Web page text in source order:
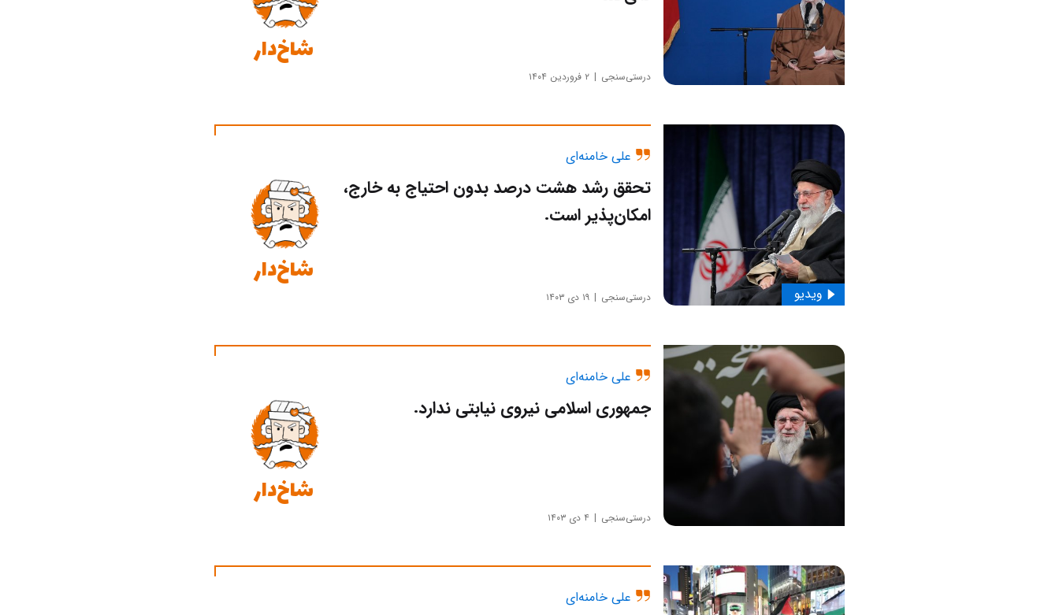
شاخ‌دار
درستی‌سنجی ۲ فروردین ۱۴۰۴
علی خامنه‌ای
ویدیو
تحقق رشد هشت درصد بدون احتیاج به خارج،
امکان‌پذیر است.
شاخ‌دار
درستی‌سنجی ۱۹ دی ۱۴۰۳
علی خامنه‌ای
جمهوری اسلامی نیروی نیابتی ندارد.
شاخ‌دار
درستی‌سنجی ۴ دی ۱۴۰۳
علی خامنه‌ای